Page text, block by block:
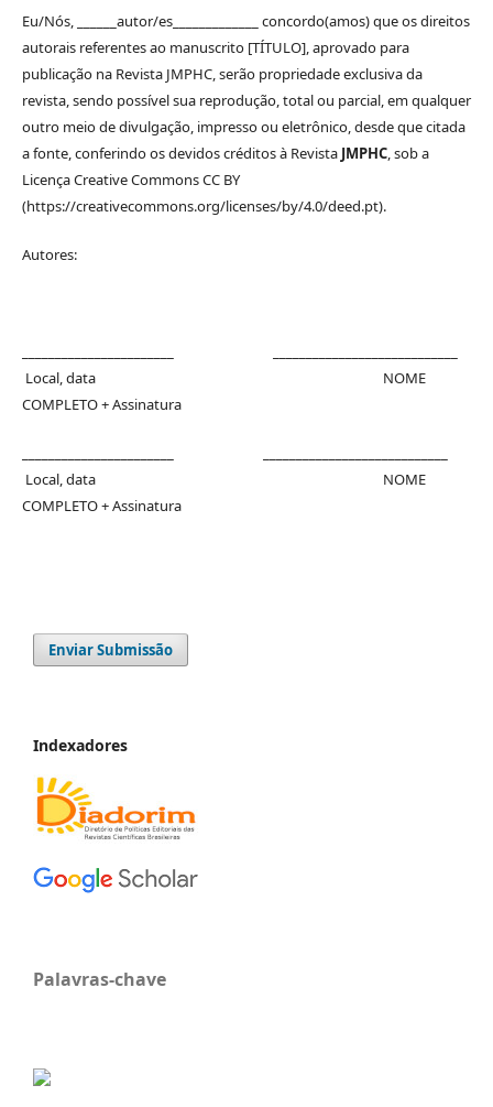
Eu/Nós, ______autor/es_____________ concordo(amos) que os direitos
autorais referentes ao manuscrito [TÍTULO], aprovado para
publicação na Revista JMPHC, serão propriedade exclusiva da
revista, sendo possível sua reprodução, total ou parcial, em qualquer
outro meio de divulgação, impresso ou eletrônico, desde que citada
a fonte, conferindo os devidos créditos à Revista JMPHC, sob a
Licença Creative Commons CC BY
(https://creativecommons.org/licenses/by/4.0/deed.pt).
Autores:
Local, data NOME
COMPLETO + Assinatura
Local, data NOME
COMPLETO + Assinatura
Enviar Submissão
Indexadores
Palavras-chave